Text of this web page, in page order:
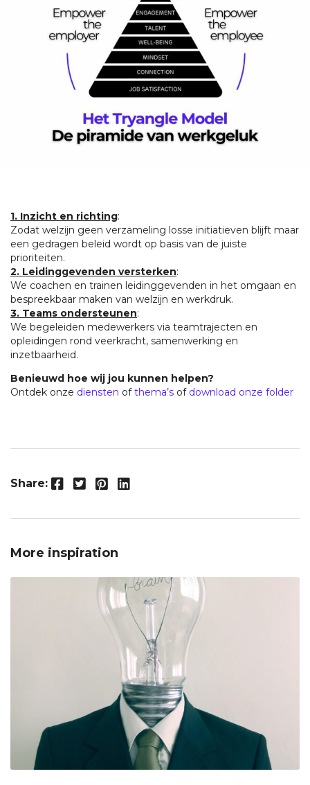
1. Inzicht en richting:
Zodat welzijn geen verzameling losse initiatieven blijft maar
een gedragen beleid wordt op basis van de juiste
prioriteiten.
2. Leidinggevenden versterken:
We coachen en trainen leidinggevenden in het omgaan en
bespreekbaar maken van welzijn en werkdruk.
3. Teams ondersteunen:
We begeleiden medewerkers via teamtrajecten en
opleidingen rond veerkracht, samenwerking en
inzetbaarheid.
Benieuwd hoe wij jou kunnen helpen?
Ontdek onze diensten ofthema’s of download onze folder
Share: Facebook
Twitter
Pinterest
LinkedIn
More inspiration